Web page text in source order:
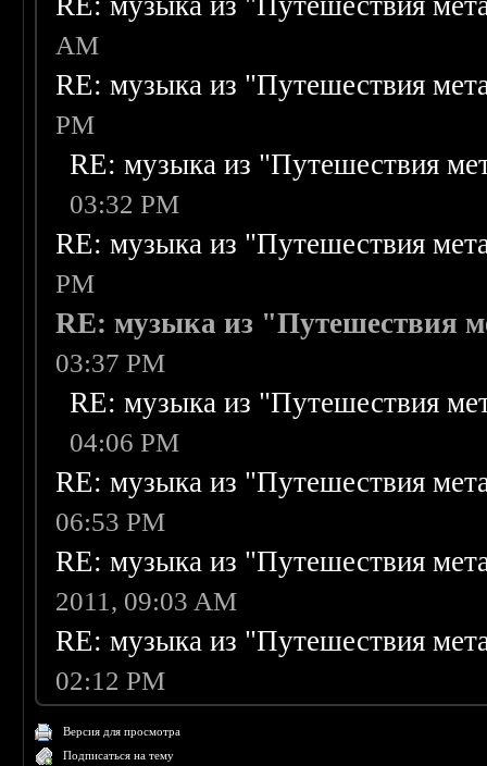
AM
RE: музыка из "Путешествия
PM
RE: музыка из "Путешествия
03:32 PM
RE: музыка из "Путешествия
PM
RE: музыка из "Путешествия
03:37 PM
RE: музыка из "Путешествия
04:06 PM
RE: музыка из "Путешествия
06:53 PM
RE: музыка из "Путешествия
2011, 09:03 AM
RE: музыка из "Путешествия
02:12 PM
Версия для просмотра
Подписаться на тему